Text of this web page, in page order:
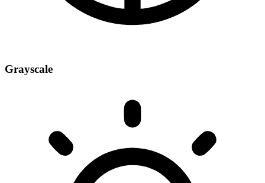
Grayscale